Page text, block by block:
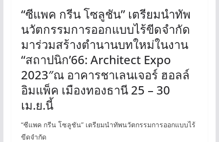
“ซีแพค กรีน โซลูชัน” เตรียมนำทัพ
นวัตกรรมการออกแบบไร้ขีดจำกัด
มาร่วมสร้างตำนานบทใหม่ในงาน
“สถาปนิก’66: Architect Expo
2023″ณ อาคารชาเลนเจอร์ ฮอลล์
อิมแพ็ค เมืองทองธานี 25 – 30
เม.ย.นี้
“ซีแพค กรีน โซลูชัน” เตรียมนำทัพนวัตกรรมการออกแบบไร้
ขีดจำกัด